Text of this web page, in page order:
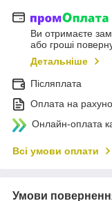
Ви отримаєте
або гроші
Детальніше
Післяплата
Оплата на
Онлайн-оплата
Всі умови оплати
Умови